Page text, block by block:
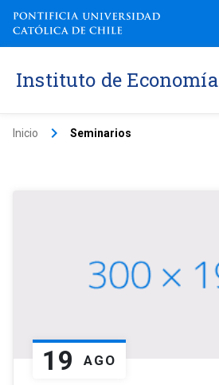
Instituto de Economía
Inicio keyboard_arrow_right Seminarios
19 AGO